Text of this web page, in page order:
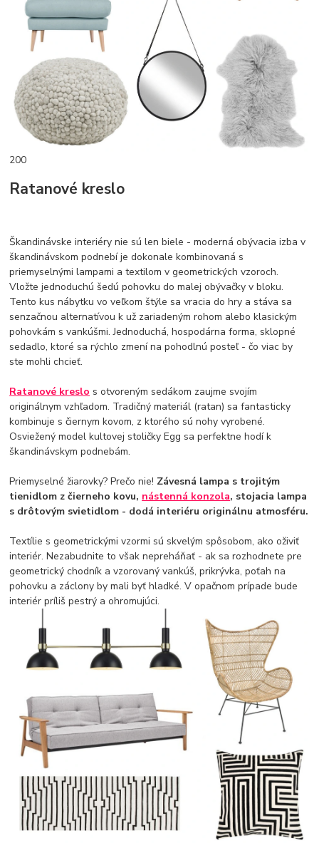
200
Ratanové kreslo
Škandinávske interiéry nie sú len biele - moderná obývacia izba v
škandinávskom podnebí je dokonale kombinovaná s
priemyselnými lampami a textilom v geometrických vzoroch.
Vložte jednoduchú šedú pohovku do malej obývačky v bloku.
Tento kus nábytku vo veľkom štýle sa vracia do hry a stáva sa
senzačnou alternatívou k už zariadeným rohom alebo klasickým
pohovkám s vankúšmi. Jednoduchá, hospodárna forma, sklopné
sedadlo, ktoré sa rýchlo zmení na pohodlnú posteľ - čo viac by
ste mohli chcieť.
Ratanové kreslo s otvoreným sedákom zaujme svojím
originálnym vzhľadom. Tradičný materiál (ratan) sa fantasticky
kombinuje s čiernym kovom, z ktorého sú nohy vyrobené.
Osviežený model kultovej stoličky Egg sa perfektne hodí k
škandinávskym podnebám.
Priemyselné žiarovky? Prečo nie! Závesná lampa s trojitým
tienidlom z čierneho kovu, nástenná konzola, stojacia lampa
s drôtovým svietidlom - dodá interiéru originálnu atmosféru.
Textílie s geometrickými vzormi sú skvelým spôsobom, ako oživiť
interiér. Nezabudnite to však nepreháňať - ak sa rozhodnete pre
geometrický chodník a vzorovaný vankúš, prikrývka, poťah na
pohovku a záclony by mali byť hladké. V opačnom prípade bude
interiér príliš pestrý a ohromujúci.